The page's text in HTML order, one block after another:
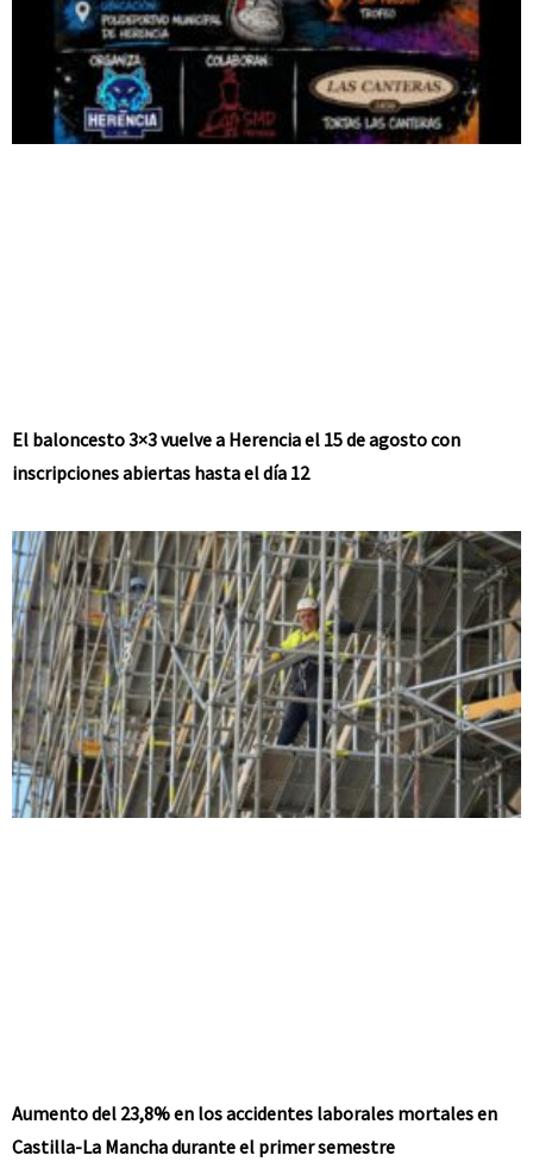
El baloncesto 3×3 vuelve a Herencia el 15 de agosto con
inscripciones abiertas hasta el día 12
Aumento del 23,8% en los accidentes laborales mortales en
Castilla-La Mancha durante el primer semestre